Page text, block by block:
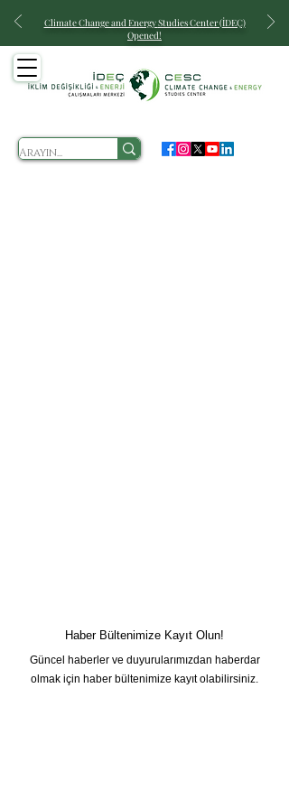
Climate Change and EnergyStudies Center (İDEÇ)
Opened!
Haber Bültenimize Kayıt Olun!
Güncel haberler ve duyurularımızdan haberdar
olmak için haber bültenimize kayıt olabilirsiniz.